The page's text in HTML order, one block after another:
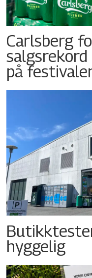
Carlsberg
på
hyggelig